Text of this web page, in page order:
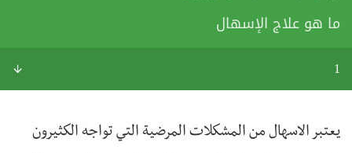
ما هو علاج الإسهال
1
يعتبر الاسهال من المشكلات المرضية التي تواجه الكثيرون